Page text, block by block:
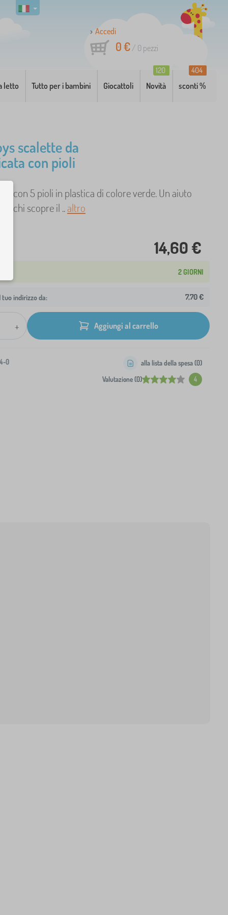
Accedi
0 €/ 0 pezzi
letto Tutto per i bambini Giocattoli Novità
120
sconti %
404
scalette da
con pioli
con 5 pioli in plastica di colore verde. Un aiuto
chi scopre il ..altro
14,60 €
2 GIORNI
tuo indirizzo da: 7,70 €
+ Aggiungi al carrello
0
Valutazione (0) 4
alla lista della spesa (0)